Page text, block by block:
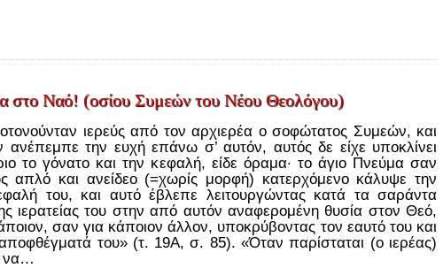
στο Ναό! (οσίου Συμεών του Νέου Θεολόγου)
ιερεύς από τον αρχιερέα ο σοφώτατος Συμεών, και
ανέπεμπε την ευχή επάνω σ’ αυτόν, αυτός δε είχε υποκλίνει
το γόνατο και την κεφαλή, είδε όραμα· το άγιο Πνεύμα σαν
απλό και ανείδεο (=χωρίς μορφή) κατερχόμενο κάλυψε την
του, και αυτό έβλεπε λειτουργώντας κατά τα σαράντα
ιερατείας του στην από αυτόν αναφερομένη θυσία στον Θεό,
σαν για κάποιον άλλον, υποκρύβοντας τον εαυτό του και
του» (τ. 19Α, σ. 85). «Όταν παρίσταται (ο ιερέας)
να…